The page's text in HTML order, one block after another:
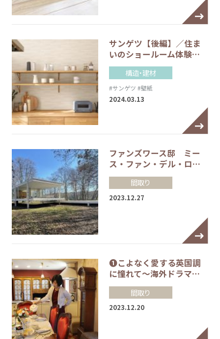
サンゲツ【後編】／住ま
いのショールーム体験…
構造・建材
#サンゲツ #壁紙
2024.03.13
ファンズワース邸 ミー
ス・ファン・デル・ロ…
間取り
2023.12.27
❶こよなく愛する英国調
に憧れて～海外ドラマ…
間取り
2023.12.20